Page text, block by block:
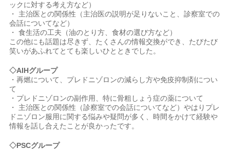
ックに対する考え方など）
・ 主治医との関係性（主治医の説明が足りないこと、診察室での
会話についてなど）
・ 食生活の工夫（油のとり方、食材の選び方など）
この他にも話題は尽きず、たくさんの情報交換ができ、たびたび
笑いがあふれてとても楽しいひとときでした。
◇AIHグループ
・再燃について、プレドニゾロンの減らし方や免疫抑制剤につい
て
・プレドニゾロンの副作用、特に骨粗しょう症の薬について
・ 主治医との関係性（診察室での会話についてなど）やはりプレ
ドニゾロン服用に関する悩みや疑問が多く、時間をかけて経験や
情報を話し合えたことが良かったです。
◇PSCグループ